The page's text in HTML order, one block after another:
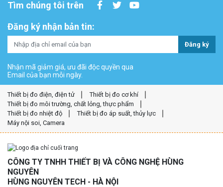
Tìm chúng tôi trên
Đăng ký nhận bản tin:
Đăng ký
Nhận mã giảm giá, ưu đãi độc quyền qua
Email của bạn mỗi ngày.
Thiết bị đo điện, điện tử
Thiết bị đo cơ khí
Thiết bị đo môi trường, chất lỏng, thực phẩm
Thiết bị đo nhiệt độ
Thiết bị đo áp suất, thủy lực
Máy nội soi, Camera
CÔNG TY TNHH THIẾT BỊ VÀ CÔNG NGHỆ HÙNG
NGUYÊN
HÙNG NGUYÊN TECH - HÀ NỘI